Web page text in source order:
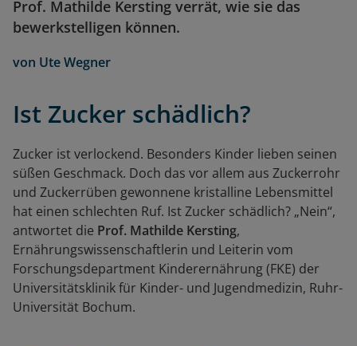
Prof. Mathilde Kersting verrät, wie sie das
bewerkstelligen können.
von Ute Wegner
Ist Zucker schädlich?
Zucker ist verlockend. Besonders Kinder lieben seinen
süßen Geschmack. Doch das vor allem aus Zuckerrohr
und Zuckerrüben gewonnene kristalline Lebensmittel
hat einen schlechten Ruf. Ist Zucker schädlich? „Nein“,
antwortet die Prof. Mathilde Kersting,
Ernährungswissenschaftlerin und Leiterin vom
Forschungsdepartment Kinderernährung (FKE) der
Universitätsklinik für Kinder- und Jugendmedizin, Ruhr-
Universität Bochum.